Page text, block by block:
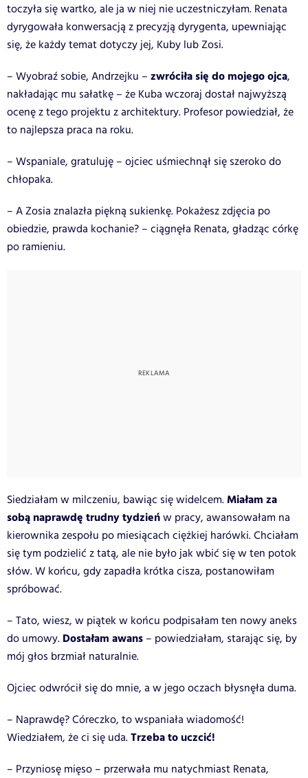
toczyła się wartko, ale ja w niej nie uczestniczyłam. Renata
dyrygowała konwersacją z precyzją dyrygenta, upewniając
się, że każdy temat dotyczy jej, Kuby lub Zosi.
– Wyobraź sobie, Andrzejku – zwróciła się do mojego ojca,
nakładając mu sałatkę – że Kuba wczoraj dostał najwyższą
ocenę z tego projektu z architektury. Profesor powiedział, że
to najlepsza praca na roku.
– Wspaniale, gratuluję – ojciec uśmiechnął się szeroko do
chłopaka.
– A Zosia znalazła piękną sukienkę. Pokażesz zdjęcia po
obiedzie, prawda kochanie? – ciągnęła Renata, gładząc córkę
po ramieniu.
Siedziałam w milczeniu, bawiąc się widelcem.Miałam za
sobą naprawdę trudny tydzieńw pracy, awansowałam na
kierownika zespołu po miesiącach ciężkiej harówki. Chciałam
się tym podzielić z tatą, ale nie było jak wbić się w ten potok
słów. W końcu, gdy zapadła krótka cisza, postanowiłam
spróbować.
– Tato, wiesz, w piątek w końcu podpisałam ten nowy aneks
do umowy. Dostałam awans – powiedziałam, starając się, by
mój głos brzmiał naturalnie.
Ojciec odwrócił się do mnie, a w jego oczach błysnęła duma.
– Naprawdę? Córeczko, to wspaniała wiadomość!
Wiedziałem, że ci się uda.Trzeba to uczcić!
– Przyniosę mięso – przerwała mu natychmiast Renata,